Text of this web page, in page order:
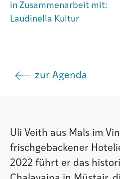
in Zusammenarbeit mit:
Laudinella Kultur
zur Agenda
Uli Veith aus Mals im
frischgebackener
2022 führt er das